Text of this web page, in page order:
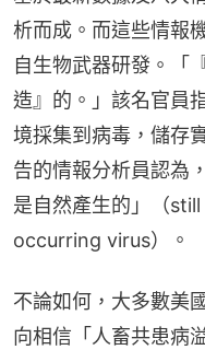
析而成。而這些情報
自生物武器研發。「
造』的。」該名官員
境採集到病毒，儲存
告的情報分析員認為
是自然產生的」（
occurring virus）。
不論如何，大多數美
向相信「人畜共患病